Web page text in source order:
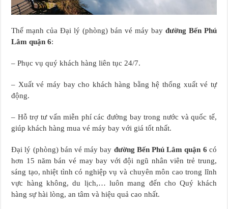
Thế mạnh của Đại lý (phòng) bán vé máy bay đường Bến Phú
Lâm quận 6:
– Phục vụ quý khách hàng liên tục 24/7.
– Xuất vé máy bay cho khách hàng bằng hệ thống xuất vé tự
động.
– Hỗ trợ tư vấn miễn phí các đường bay trong nước và quốc tế,
giúp khách hàng mua vé máy bay với giá tốt nhất.
Đại lý (phòng) bán vé máy bay đường Bến Phú Lâm quận 6 có
hơn 15 năm bán vé may bay với đội ngũ nhân viên trẻ trung,
sáng tạo, nhiệt tình có nghiệp vụ và chuyên môn cao trong lĩnh
vực hàng không, du lịch,… luôn mang đến cho Quý khách
hàng sự hài lòng, an tâm và hiệu quả cao nhất.